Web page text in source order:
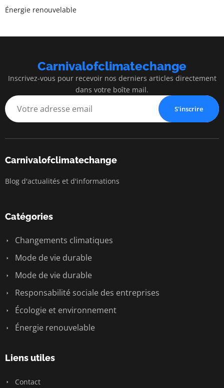
Énergie renouvelable
Carnivalofclimatechange
Inscrivez-vous pour recevoir nos derniers articles directement
dans votre boîte mail.
S'inscrire
Carnivalofclimatechange
Blog d'actualités et d'informations
Catégories
Changements climatiques
Mode de vie durable
Mode de vie durable
Responsabilité sociale des entreprises
Écologie et environnement
Énergie renouvelable
Liens utiles
Contact